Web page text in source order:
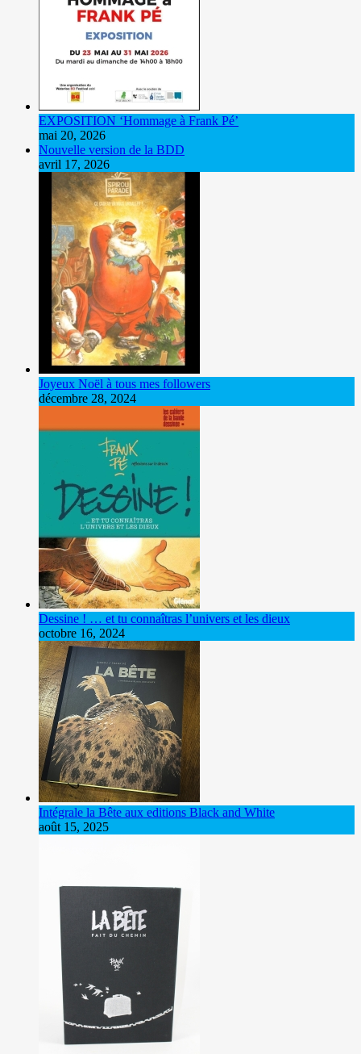
EXPOSITION ‘Hommage à Frank Pé’
mai 20, 2026
Nouvelle version de la BDD
avril 17, 2026
Joyeux Noël à tous mes followers
décembre 28, 2024
Dessine ! … et tu connaîtras l’univers et les dieux
octobre 16, 2024
Intégrale la Bête aux editions Black and White
août 15, 2025